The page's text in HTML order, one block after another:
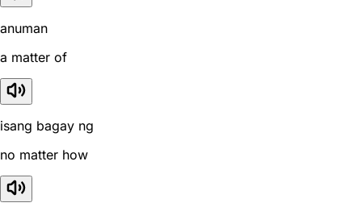
anuman
a matter of
isang bagay ng
no matter how